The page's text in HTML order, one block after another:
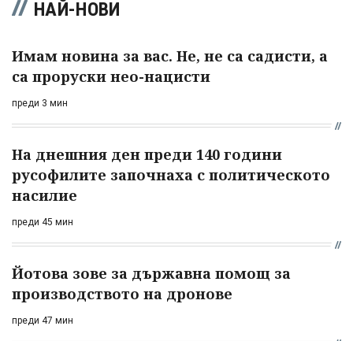
НАЙ-НОВИ
Имам новина за вас. Не, не са садисти, а
са проруски нео-нацисти
преди 3 мин
На днешния ден преди 140 години
русофилите започнаха с политическото
насилие
преди 45 мин
Йотова зове за държавна помощ за
производството на дронове
преди 47 мин